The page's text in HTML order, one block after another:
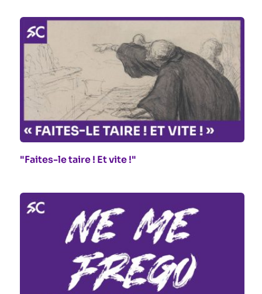
"Faites-le taire ! Et vite !"